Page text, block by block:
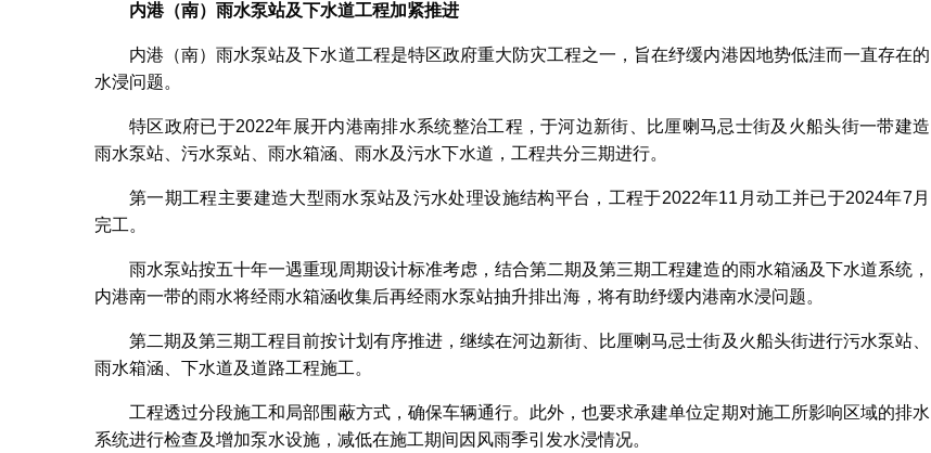
内港（南）雨水泵站及下水道工程加紧推进
内港（南）雨水泵站及下水道工程是特区政府重大防灾工程之一，旨在纾缓内港因地势低洼而一直存在的
水浸问题。
特区政府已于2022年展开内港南排水系统整治工程，于河边新街、比厘喇马忌士街及火船头街一带建造
雨水泵站、污水泵站、雨水箱涵、雨水及污水下水道，工程共分三期进行。
第一期工程主要建造大型雨水泵站及污水处理设施结构平台，工程于2022年11月动工并已于2024年7月
完工。
雨水泵站按五十年一遇重现周期设计标准考虑，结合第二期及第三期工程建造的雨水箱涵及下水道系统，
内港南一带的雨水将经雨水箱涵收集后再经雨水泵站抽升排出海，将有助纾缓内港南水浸问题。
第二期及第三期工程目前按计划有序推进，继续在河边新街、比厘喇马忌士街及火船头街进行污水泵站、
雨水箱涵、下水道及道路工程施工。
工程透过分段施工和局部围蔽方式，确保车辆通行。此外，也要求承建单位定期对施工所影响区域的排水
系统进行检查及增加泵水设施，减低在施工期间因风雨季引发水浸情况。